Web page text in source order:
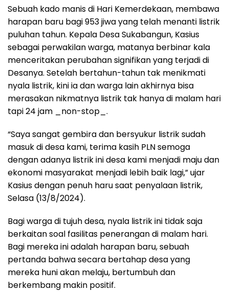
Sebuah kado manis di Hari Kemerdekaan, membawa
harapan baru bagi 953 jiwa yang telah menanti listrik
puluhan tahun. Kepala Desa Sukabangun, Kasius
sebagai perwakilan warga, matanya berbinar kala
menceritakan perubahan signifikan yang terjadi di
Desanya. Setelah bertahun-tahun tak menikmati
nyala listrik, kini ia dan warga lain akhirnya bisa
merasakan nikmatnya listrik tak hanya di malam hari
tapi 24 jam _non-stop_.
“Saya sangat gembira dan bersyukur listrik sudah
masuk di desa kami, terima kasih PLN semoga
dengan adanya listrik ini desa kami menjadi maju dan
ekonomi masyarakat menjadi lebih baik lagi,” ujar
Kasius dengan penuh haru saat penyalaan listrik,
Selasa (13/8/2024).
Bagi warga di tujuh desa, nyala listrik ini tidak saja
berkaitan soal fasilitas penerangan di malam hari.
Bagi mereka ini adalah harapan baru, sebuah
pertanda bahwa secara bertahap desa yang
mereka huni akan melaju, bertumbuh dan
berkembang makin positif.